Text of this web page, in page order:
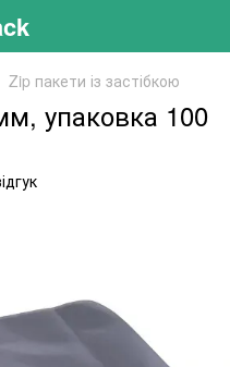
Zip пакети із застібкою
упаковка 100